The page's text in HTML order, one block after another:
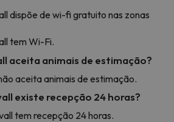
dispõe de wi-fi gratuito nas zonas
tem Wi-Fi.
aceita animais de estimação?
aceita animais de estimação.
existe recepção 24 horas?
tem recepção 24 horas.